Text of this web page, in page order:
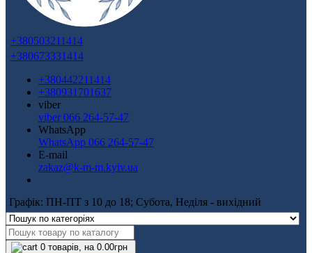
+380503211414
+380673331414
+380442211414
+380931701637
viber
viber 066 264-57-47
WhatsApp
WhatsApp 066 264-57-47
E-mail
zakaz@k-m-m.kyiv.ua
Графік: ПН-ПТ з 10 до 18; Субота, Неділя - вихідний
0 товарів, на 0.00грн